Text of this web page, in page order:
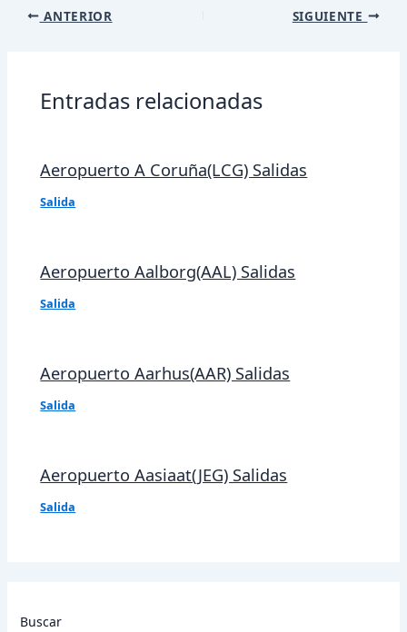
Navegación
ANTERIOR SIGUIENTE
Entradas relacionadas
Aeropuerto A Coruña(LCG) Salidas
Salida
Aeropuerto Aalborg(AAL) Salidas
Salida
Aeropuerto Aarhus(AAR) Salidas
Salida
Aeropuerto Aasiaat(JEG) Salidas
Salida
Buscar